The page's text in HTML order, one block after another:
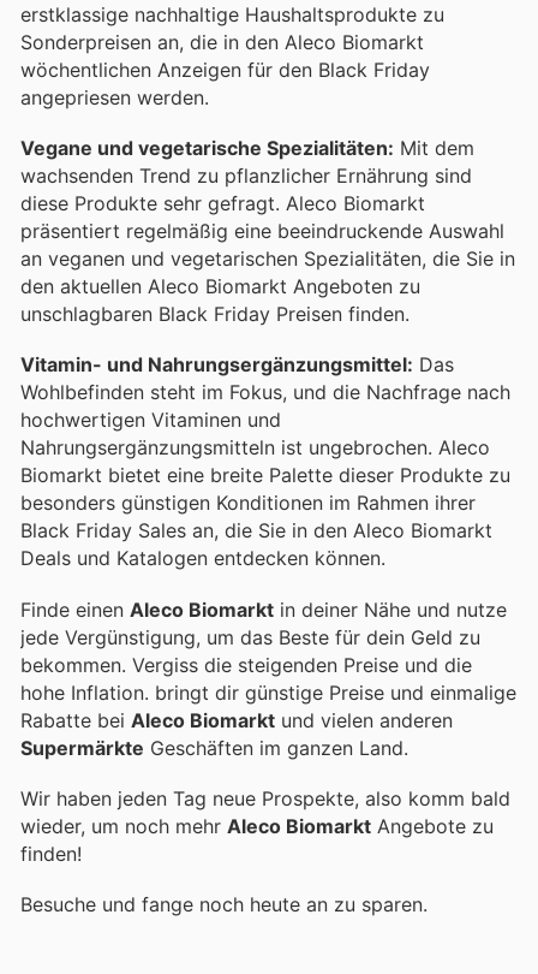
erstklassige nachhaltige Haushaltsprodukte zu
Sonderpreisen an, die in den Aleco Biomarkt
wöchentlichen Anzeigen für den Black Friday
angepriesen werden.
Vegane und vegetarische Spezialitäten: Mit dem
wachsenden Trend zu pflanzlicher Ernährung sind
diese Produkte sehr gefragt. Aleco Biomarkt
präsentiert regelmäßig eine beeindruckende Auswahl
an veganen und vegetarischen Spezialitäten, die Sie in
den aktuellen Aleco Biomarkt Angeboten zu
unschlagbaren Black Friday Preisen finden.
Vitamin- und Nahrungsergänzungsmittel: Das
Wohlbefinden steht im Fokus, und die Nachfrage nach
hochwertigen Vitaminen und
Nahrungsergänzungsmitteln ist ungebrochen. Aleco
Biomarkt bietet eine breite Palette dieser Produkte zu
besonders günstigen Konditionen im Rahmen ihrer
Black Friday Sales an, die Sie in den Aleco Biomarkt
Deals und Katalogen entdecken können.
Finde einen Aleco Biomarkt in deiner Nähe und nutze
jede Vergünstigung, um das Beste für dein Geld zu
bekommen. Vergiss die steigenden Preise und die
hohe Inflation. bringt dir günstige Preise und einmalige
Rabatte bei Aleco Biomarkt und vielen anderen
Supermärkte Geschäften im ganzen Land.
Wir haben jeden Tag neue Prospekte, also komm bald
wieder, um noch mehr Aleco Biomarkt Angebote zu
finden!
Besuche und fange noch heute an zu sparen.